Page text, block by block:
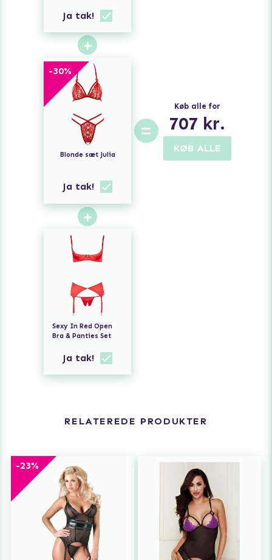
Ja tak!
+
-30%
Blonde sæt Julia
Ja tak!
+
Sexy In Red Open
Bra & Panties Set
Ja tak!
=
Køb alle for
707 kr.
KØB ALLE
RELATEREDE PRODUKTER
-23%